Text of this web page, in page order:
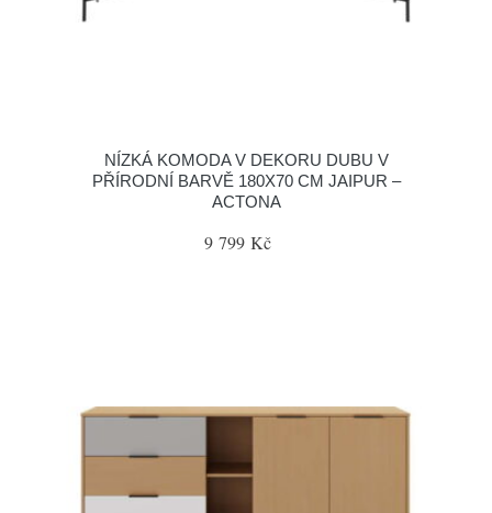
NÍZKÁ KOMODA V DEKORU DUBU V
PŘÍRODNÍ BARVĚ 180X70 CM JAIPUR –
ACTONA
9 799 Kč